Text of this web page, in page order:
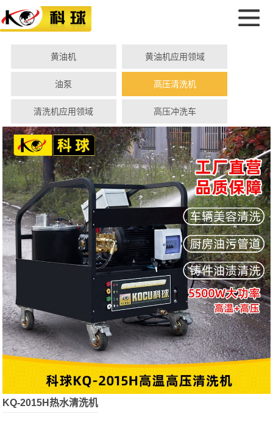
黄油机 黄油机应用领域
油泵 高压清洗机
清洗机应用领域 高压冲洗车
KQ-2015H热水清洗机